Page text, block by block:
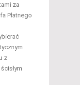
za
Płatnego
z